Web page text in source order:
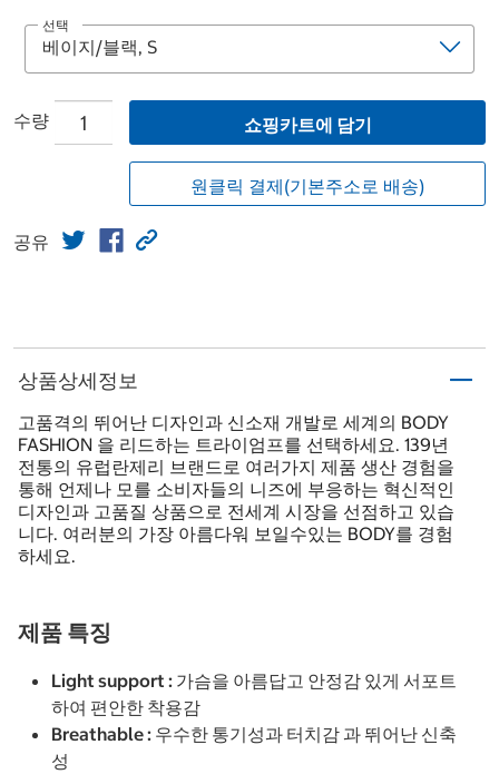
선택
수량 쇼핑카트에 담기
원클릭 결제(기본주소로 배송)
공유
상품상세정보
고품격의 뛰어난 디자인과 신소재 개발로 세계의 BODY
FASHION 을 리드하는 트라이엄프를 선택하세요. 139년
전통의 유럽란제리 브랜드로 여러가지 제품 생산 경험을
통해 언제나 모를 소비자들의 니즈에 부응하는 혁신적인
디자인과 고품질 상품으로 전세계 시장을 선점하고 있습
니다. 여러분의 가장 아름다워 보일수있는 BODY를 경험
하세요.
제품 특징
Light support : 가슴을 아름답고 안정감 있게 서포트
하여 편안한 착용감
Breathable : 우수한 통기성과 터치감 과 뛰어난 신축
성